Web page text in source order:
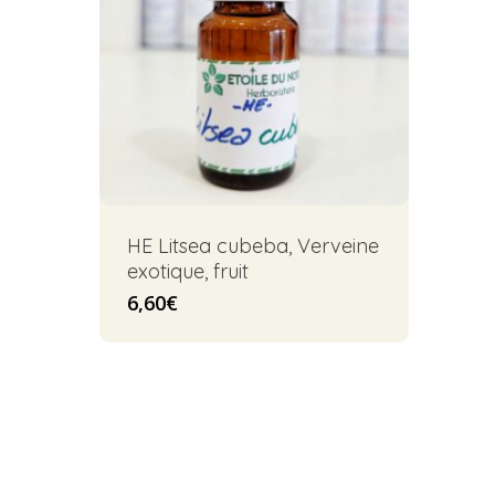
HE Litsea cubeba, Verveine
exotique, fruit
6,60€